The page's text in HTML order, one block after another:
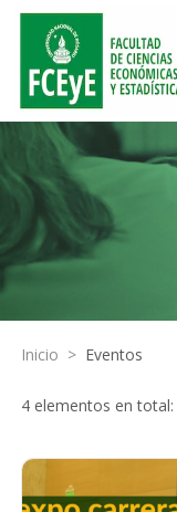
Inicio > Eventos
4 elementos en total: